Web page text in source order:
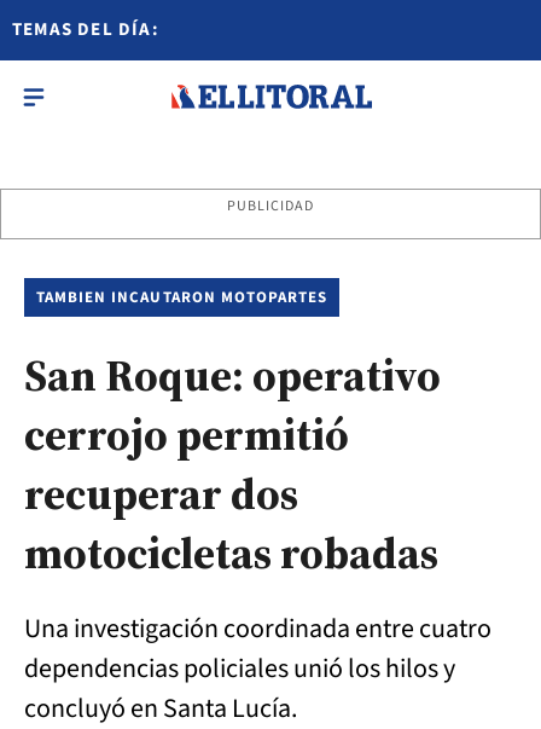
TEMAS DEL DÍA:
PUBLICIDAD
TAMBIEN INCAUTARON MOTOPARTES
San Roque: operativo
cerrojo permitió
recuperar dos
motocicletas robadas
Una investigación coordinada entre cuatro
dependencias policiales unió los hilos y
concluyó en Santa Lucía.